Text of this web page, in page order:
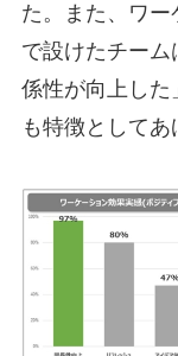
た。また、ワ
で設けたチー
係性が向上した
も特徴としてあ